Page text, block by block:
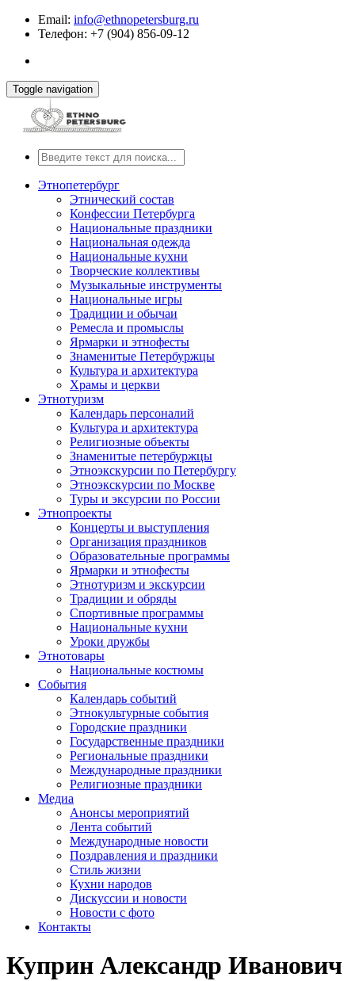
Email: info@ethnopetersburg.ru
Телефон: +7 (904) 856-09-12
Toggle navigation
Этнопетербург
Этнический состав
Конфессии Петербурга
Национальные праздники
Национальная одежда
Национальные кухни
Творческие коллективы
Музыкальные инструменты
Национальные игры
Традиции и обычаи
Ремесла и промыслы
Ярмарки и этнофесты
Знаменитые Петербуржцы
Культура и архитектура
Храмы и церкви
Этнотуризм
Календарь персоналий
Культура и архитектура
Религиозные объекты
Знаменитые петербуржцы
Этноэкскурсии по Петербургу
Этноэкскурсии по Москве
Туры и эксурсии по России
Этнопроекты
Концерты и выступления
Организация праздников
Образовательные программы
Ярмарки и этнофесты
Этнотуризм и экскурсии
Традиции и обряды
Спортивные программы
Национальные кухни
Уроки дружбы
Этнотовары
Национальные костюмы
События
Календарь событий
Этнокультурные события
Городские праздники
Государственные праздники
Региональные праздники
Международные праздники
Религиозные праздники
Медиа
Анонсы мероприятий
Лента событий
Международные новости
Поздравления и праздники
Cтиль жизни
Кухни народов
Дискуссии и новости
Новости с фото
Контакты
Куприн Александр Иванович